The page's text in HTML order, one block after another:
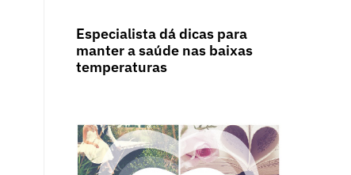
Especialista dá dicas para
manter a saúde nas baixas
temperaturas